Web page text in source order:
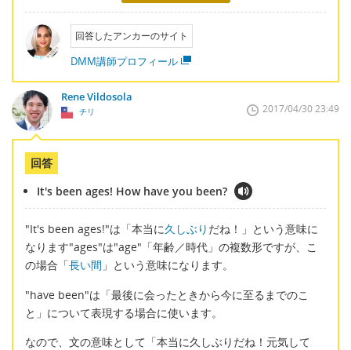
回答したアンカーのサイト
DMM講師プロフィール
Rene Vildosola
チリ 2017/04/30 23:49
回答
It's been ages! How have you been?
"It's been ages!"は「本当に久しぶり だね！」という意味に
なります"ages"は"age"「年齢／時代」の複数形ですが、こ
の場合「長い間 」という意味になります。
"have been"は「最後に会ったときから今に至るまでのこ
と」について表現する場合に使います。
なので、文の意味として「本当に久しぶりだね！元気して